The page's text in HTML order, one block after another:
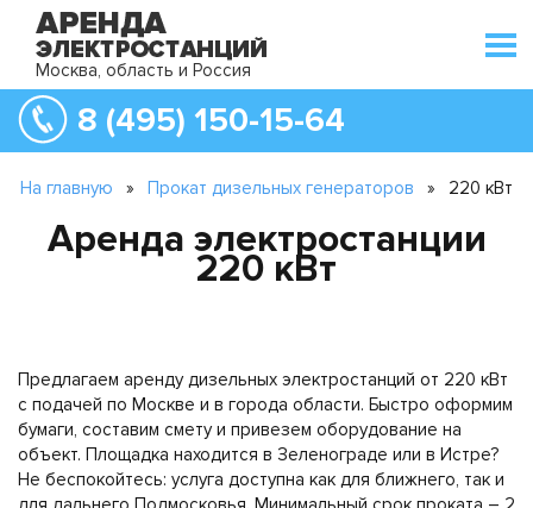
Москва, область и Россия
8 (495) 150-15-64
На главную » Прокат дизельных генераторов » 220 кВт
Аренда электростанции
220 кВт
Предлагаем аренду дизельных электростанций от 220 кВт
с подачей по Москве и в города области. Быстро оформим
бумаги, составим смету и привезем оборудование на
объект. Площадка находится в Зеленограде или в Истре?
Не беспокойтесь: услуга доступна как для ближнего, так и